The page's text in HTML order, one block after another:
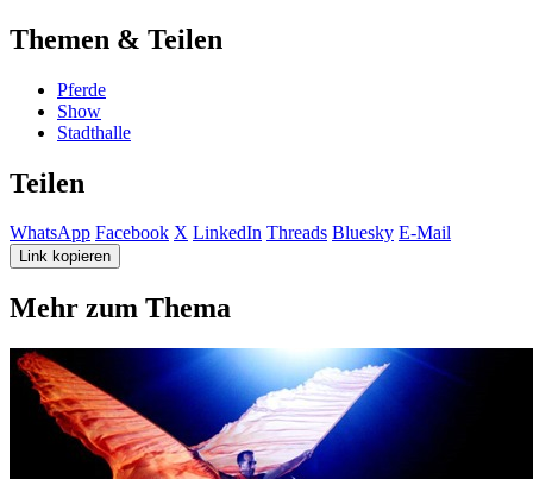
Themen & Teilen
Pferde
Show
Stadthalle
Teilen
WhatsApp Facebook X LinkedIn Threads Bluesky E-Mail
Link kopieren
Mehr zum Thema